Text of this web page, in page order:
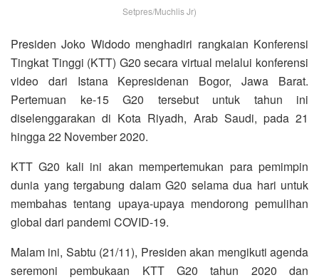
Setpres/Muchlis Jr)
Presiden Joko Widodo menghadiri rangkaian Konferensi
Tingkat Tinggi (KTT) G20 secara virtual melalui konferensi
video dari Istana Kepresidenan Bogor, Jawa Barat.
Pertemuan ke-15 G20 tersebut untuk tahun ini
diselenggarakan di Kota Riyadh, Arab Saudi, pada 21
hingga 22 November 2020.
KTT G20 kali ini akan mempertemukan para pemimpin
dunia yang tergabung dalam G20 selama dua hari untuk
membahas tentang upaya-upaya mendorong pemulihan
global dari pandemi COVID-19.
Malam ini, Sabtu (21/11), Presiden akan mengikuti agenda
seremoni pembukaan KTT G20 tahun 2020 dan